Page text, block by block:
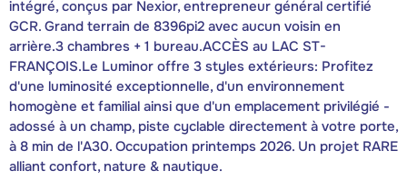
intégré, conçus par Nexior, entrepreneur général certifié
GCR. Grand terrain de 8396pi2 avec aucun voisin en
arrière.3 chambres + 1 bureau.ACCÈS au LAC ST-
FRANÇOIS.Le Luminor offre 3 styles extérieurs: Profitez
d'une luminosité exceptionnelle, d'un environnement
homogène et familial ainsi que d'un emplacement privilégié -
adossé à un champ, piste cyclable directement à votre porte,
à 8 min de l'A30. Occupation printemps 2026. Un projet RARE
alliant confort, nature & nautique.